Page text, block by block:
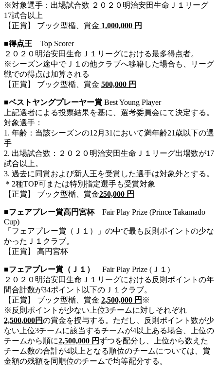
※対象選手：出場試合数 ２０２０明治安田生命Ｊ１リーグ
17試合以上
【正賞】 ブック型楯、賞金 1,000,000 円
■得点王 Top Scorer
２０２０明治安田生命Ｊ１リーグにおける最多得点者。
※シーズン途中でＪ１の他クラブへ移籍した場合も、リーグ
戦での得点は加算される
【正賞】 ブック型楯、賞金 500,000 円
■ベストヤングプレーヤー賞 Best Young Player
上記選者による投票結果を基に、選考委員会にて決定する。
対象選手：
1. 年齢：当該シーズンの12月31において満年齢21歳以下の選
手
2. 出場試合数：２０２０明治安田生命Ｊ１リーグ出場数が17
試合以上。
3. 過去に同賞および新人王を受賞した選手は対象外とする。
＊2種TOP可または特別指定選手も受賞対象
【正賞】 ブック型楯、賞金250,000 円
■フェアプレー賞高円宮杯Fair Play Prize (Prince Takamado
Cup)
「フェアプレー賞（Ｊ１）」の中で最も反則ポイントの少な
かったＪ１クラブ。
【正賞】 高円宮杯
■フェアプレー賞（Ｊ１）
Fair Play Prize (Ｊ１)
２０２０明治安田生命Ｊ１リーグにおける反則ポイントの年
間合計数が34ポイント以下のＪ１クラブ。
【正賞】 ブック型楯、賞金 2,500,000 円 ※
※反則ポイントが少ない上位3チームに対しそれぞれ
2,500,000円の賞金を授与する。ただし、反則ポイント数が少
ない上位3チームに該当するチームが4以上ある場合、上位の
チームから順に2,500,000 円ずつを配分し、上位から数えた
チーム数の合計が4以上となる順位のチームについては、賞
金額の残額を同順位のチームで均等配分する。